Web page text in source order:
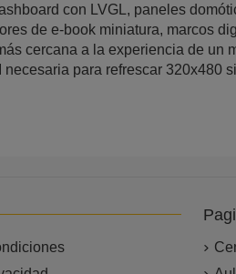
con LVGL, paneles
de e-book miniatura, marcos
cercana a la experiencia de un
necesaria para refrescar 320x480